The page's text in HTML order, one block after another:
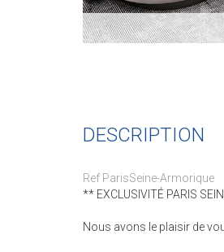
DESCRIPTION
Ref ParisSeine-Armorique
** EXCLUSIVITÉ PARIS
Nous avons le plaisir de